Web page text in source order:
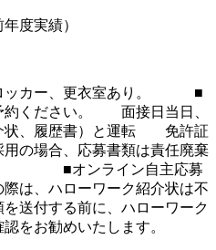
度実績）
ッカー、更衣室あり。 ■
約ください。 面接日当日、
状、履歴書）と運転 免許証
の場合、応募書類は責任廃棄
ライン自主応募
、ハローワーク紹介状は不
する前に、ハローワーク
をお勧めいたします。